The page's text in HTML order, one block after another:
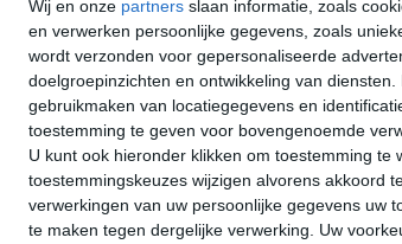
Wij en onze partners slaan informatie, zoals
en verwerken persoonlijke gegevens, zoals
wordt verzonden voor gepersonaliseerde
doelgroepinzichten en ontwikkeling van diensten.
gebruikmaken van locatiegegevens en
toestemming te geven voor bovengenoemde
U kunt ook hieronder klikken om toestemming
toestemmingskeuzes wijzigen alvorens akkoord
verwerkingen van uw persoonlijke gegevens uw
te maken tegen dergelijke verwerking. Uw
18:00 21:00 00:00
18:00 21:00 00:00
NNO 2 N 3 N 3